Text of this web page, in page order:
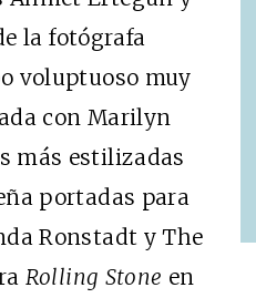
la fotógrafa
voluptuoso muy
con Marilyn
más estilizadas
portadas para
Ronstadt y The
Rolling Stone en